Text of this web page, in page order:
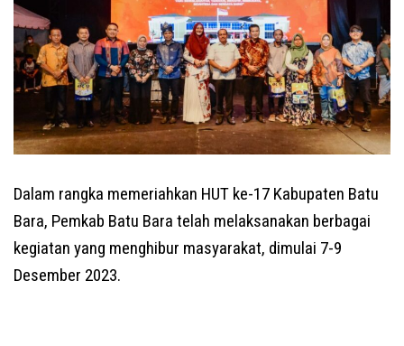
Dalam rangka memeriahkan HUT ke-17 Kabupaten Batu
Bara, Pemkab Batu Bara telah melaksanakan berbagai
kegiatan yang menghibur masyarakat, dimulai 7-9
Desember 2023.